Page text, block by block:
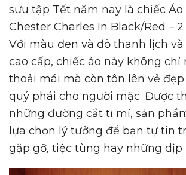
sưu tập Tết năm nay là chiếc Áo
Chester Charles In Black/Red –
Với màu đen và đỏ thanh lịch
cao cấp, chiếc áo này không chỉ
thoải mái mà còn tôn lên vẻ
quý phái cho người mặc. Được
những đường cắt tỉ mỉ, sản
lựa chọn lý tưởng để bạn tự tin
gặp gỡ, tiệc tùng hay những dịp